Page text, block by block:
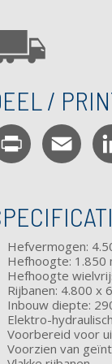
/
Print
Hefvermogen:
Hefhoogte: 1.850
Hefhoogte
Rijbanen: 4.800 x
Inbouw diepte:
Elektro-hydraulisch
Voorbereid voor
Voorzien van